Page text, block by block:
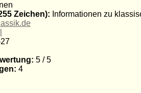
Zeichen): Informationen zu
5 / 5
4